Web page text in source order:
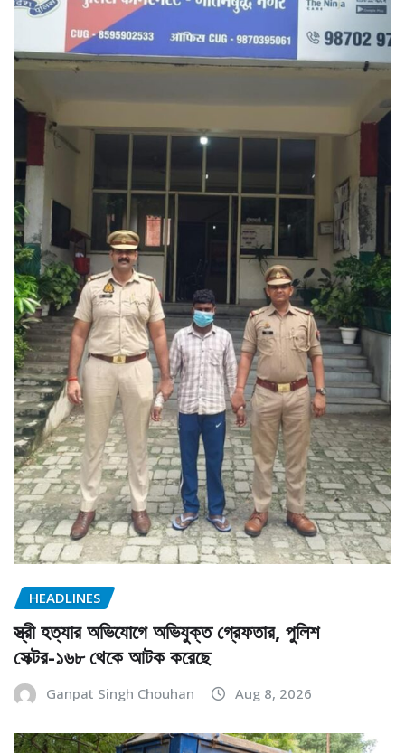
HEADLINES
স্ত্রী হত্যার অভিযোগে অভিযুক্ত গ্রেফতার, পুলিশ
সেক্টর-১৬৮ থেকে আটক করেছে
Ganpat Singh Chouhan Aug 8, 2026